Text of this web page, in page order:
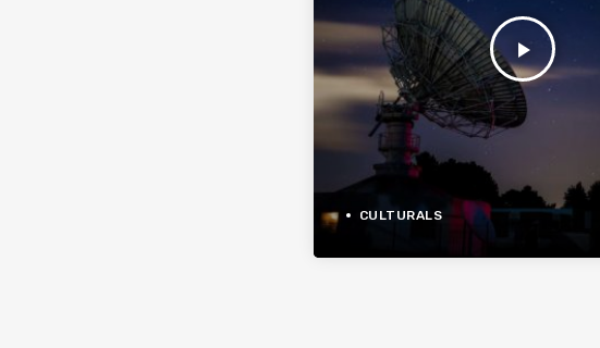
play_arrow
CULTURALS